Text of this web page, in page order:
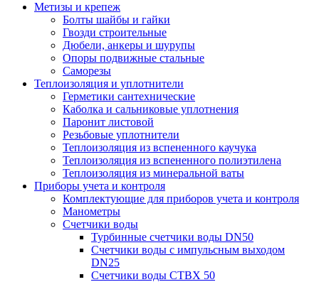
Метизы и крепеж
Болты шайбы и гайки
Гвозди строительные
Дюбели, анкеры и шурупы
Опоры подвижные стальные
Саморезы
Теплоизоляция и уплотнители
Герметики сантехнические
Каболка и сальниковые уплотнения
Паронит листовой
Резьбовые уплотнители
Теплоизоляция из вспененного каучука
Теплоизоляция из вспененного полиэтилена
Теплоизоляция из минеральной ваты
Приборы учета и контроля
Комплектующие для приборов учета и контроля
Манометры
Счетчики воды
Турбинные счетчики воды DN50
Счетчики воды с импульсным выходом
DN25
Счетчики воды СТВХ 50